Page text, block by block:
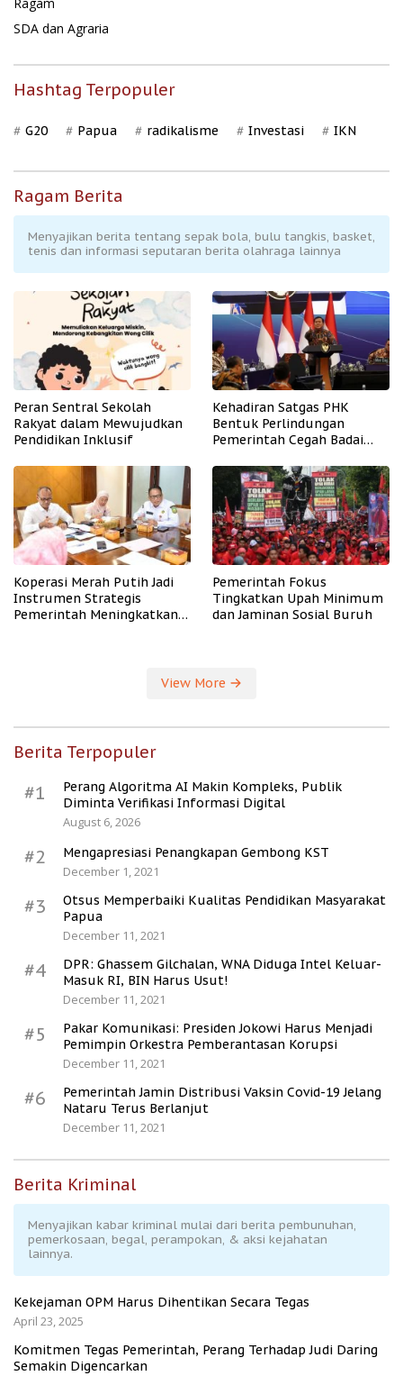
SDA dan Agraria
Hashtag Terpopuler
G20 Papua radikalisme Investasi IKN
Ragam Berita
Menyajikan berita tentang sepak bola, bulu tangkis, basket,
tenis dan informasi seputaran berita olahraga lainnya
Peran Sentral Sekolah
Rakyat dalam Mewujudkan
Pendidikan Inklusif
Kehadiran Satgas PHK
Bentuk Perlindungan
Pemerintah Cegah Badai
Koperasi Merah Putih Jadi
Instrumen Strategis
Pemerintah Meningkatkan
Pemerintah Fokus
Tingkatkan Upah Minimum
dan Jaminan Sosial Buruh
View More
Berita Terpopuler
#1
Perang Algoritma AI Makin Kompleks, Publik
Diminta Verifikasi Informasi Digital
August 6, 2026
#2
Mengapresiasi Penangkapan Gembong KST
December 1, 2021
#3
Otsus Memperbaiki Kualitas Pendidikan Masyarakat
Papua
December 11, 2021
#4
DPR: Ghassem Gilchalan, WNA Diduga Intel Keluar-
Masuk RI, BIN Harus Usut!
December 11, 2021
#5
Pakar Komunikasi: Presiden Jokowi Harus Menjadi
Pemimpin Orkestra Pemberantasan Korupsi
December 11, 2021
#6
Pemerintah Jamin Distribusi Vaksin Covid-19 Jelang
Nataru Terus Berlanjut
December 11, 2021
Berita Kriminal
Menyajikan kabar kriminal mulai dari berita pembunuhan,
pemerkosaan, begal, perampokan, & aksi kejahatan
lainnya.
Kekejaman OPM Harus Dihentikan Secara Tegas
April 23, 2025
Komitmen Tegas Pemerintah, Perang Terhadap Judi Daring
Semakin Digencarkan